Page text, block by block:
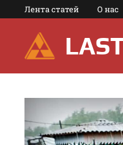
Перейти
к
содержимому
Лента статей О нас